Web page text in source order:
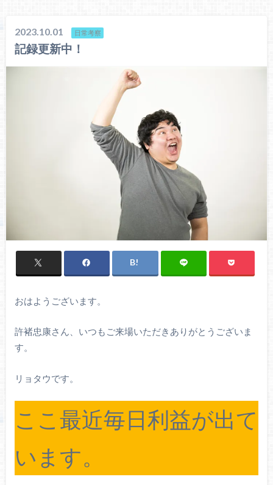
2023.10.01 日常考察
記録更新中！
おはようございます。
許褚忠康さん、いつもご来場いただきありがとうございま
す。
リョタウです。
ここ最近毎日利益が出て
います。